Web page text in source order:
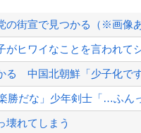
を発表 場所時刻不明・許
”を暴露
」
に日本人は居ない』という
週間途絶え、様々な憶測が
の街宣で見つかる（※画像あ
がヒワイなことを言われて
る 中国北朝鮮「少子化で
勝だな」少年剣士「…ふん
壊れてしまう